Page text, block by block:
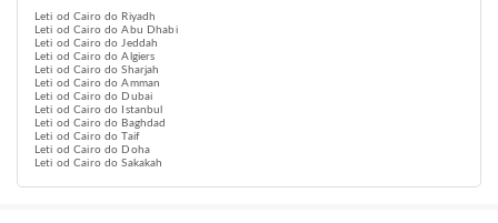
Leti od Cairo do Riyadh
Leti od Cairo do Abu Dhabi
Leti od Cairo do Jeddah
Leti od Cairo do Algiers
Leti od Cairo do Sharjah
Leti od Cairo do Amman
Leti od Cairo do Dubai
Leti od Cairo do Istanbul
Leti od Cairo do Baghdad
Leti od Cairo do Taif
Leti od Cairo do Doha
Leti od Cairo do Sakakah